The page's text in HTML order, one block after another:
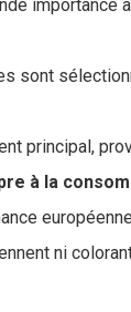
importance
sont
principal,
à la
ni